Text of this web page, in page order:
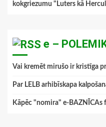
kokgriezumu "Luters kā
e –
Vai kremēt mirušo ir kristīga
Par LELB arhibīskapa
Kāpēc "nomira" e-BAZNĪCAs